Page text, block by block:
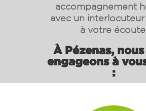
accompagnement
avec un
à votre
À Pézenas,
engageons à
: